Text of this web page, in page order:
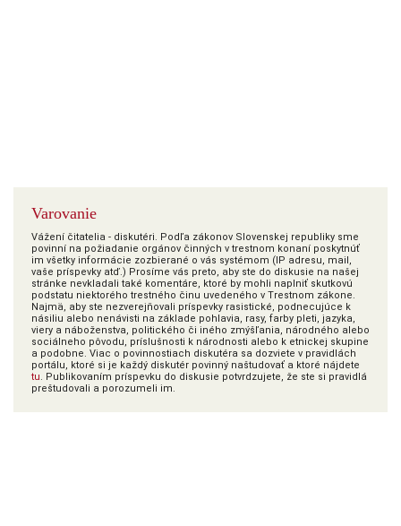
Varovanie
Vážení čitatelia - diskutéri. Podľa zákonov Slovenskej republiky sme
povinní na požiadanie orgánov činných v trestnom konaní poskytnúť
im všetky informácie zozbierané o vás systémom (IP adresu, mail,
vaše príspevky atď.) Prosíme vás preto, aby ste do diskusie na našej
stránke nevkladali také komentáre, ktoré by mohli naplniť skutkovú
podstatu niektorého trestného činu uvedeného v Trestnom zákone.
Najmä, aby ste nezverejňovali príspevky rasistické, podnecujúce k
násiliu alebo nenávisti na základe pohlavia, rasy, farby pleti, jazyka,
viery a náboženstva, politického či iného zmýšľania, národného alebo
sociálneho pôvodu, príslušnosti k národnosti alebo k etnickej skupine
a podobne. Viac o povinnostiach diskutéra sa dozviete v pravidlách
portálu, ktoré si je každý diskutér povinný naštudovať a ktoré nájdete
tu. Publikovaním príspevku do diskusie potvrdzujete, že ste si pravidlá
preštudovali a porozumeli im.